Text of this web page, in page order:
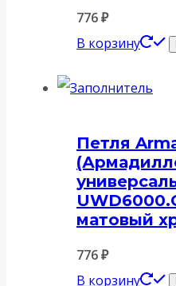
776₽
В корзину
Петля
матовый
776₽
В корзину